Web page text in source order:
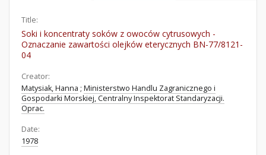
Title:
Soki i koncentraty soków z owoców cytrusowych -
Oznaczanie zawartości olejków eterycznych BN-77/8121-
04
Creator:
Matysiak, Hanna ; Ministerstwo Handlu Zagranicznego i
Gospodarki Morskiej, Centralny Inspektorat Standaryzacji.
Oprac.
Date:
1978